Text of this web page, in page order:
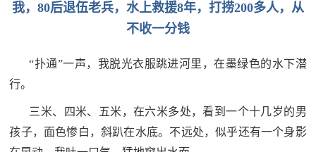
要
时
闻
热
追
我，80后退伍老兵，水上救援8年，打捞200多人，从
不收一分钱
“扑通”一声，我脱光衣服跳进河里，在墨绿色的水下潜
行。
三米、四米、五米，在六米多处，看到一个十几岁的男
孩子，面色惨白，斜趴在水底。不远处，似乎还有一个身影